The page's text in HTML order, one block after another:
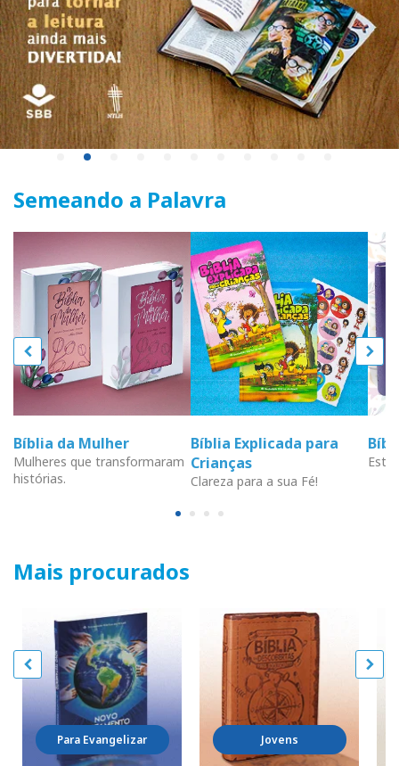
Semeando a Palavra
Bíblia da Mulher
Mulheres que transformaram
histórias.
Bíblia Explicada para
Crianças
Clareza para a sua Fé!
Mais procurados
Para Evangelizar Jovens